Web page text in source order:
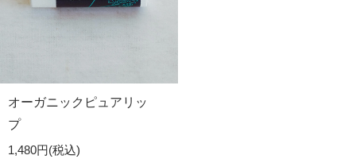
オーガニックピュアリッ
プ
1,480円(税込)